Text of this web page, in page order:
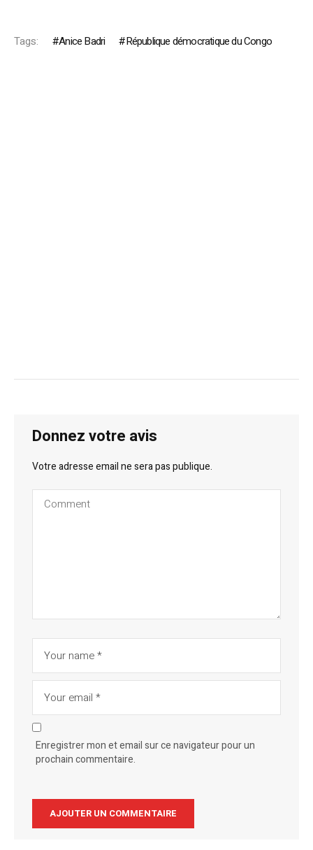
Tags: Anice Badri République démocratique du Congo
Donnez votre avis
Votre adresse email ne sera pas publique.
Enregistrer mon et email sur ce navigateur pour un
prochain commentaire.